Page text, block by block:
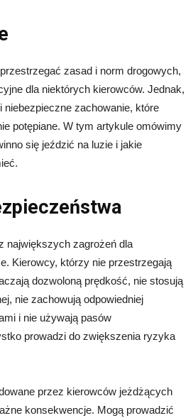
zasad i norm drogowych,
dla niektórych kierowców. Jednak,
niebezpieczne zachowanie, które
potępiane. W tym artykule omówimy
się jeździć na luzie i jakie
największych zagrożeń dla
Kierowcy, którzy nie przestrzegają
dozwoloną prędkość, nie stosują
nie zachowują odpowiedniej
i nie używają pasów
prowadzi do zwiększenia ryzyka
przez kierowców jeżdżących
konsekwencje. Mogą prowadzić